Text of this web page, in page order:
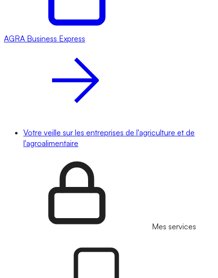
AGRA Business Express
Votre veille sur les entreprises de l'agriculture et de
l'agroalimentaire
Mes services